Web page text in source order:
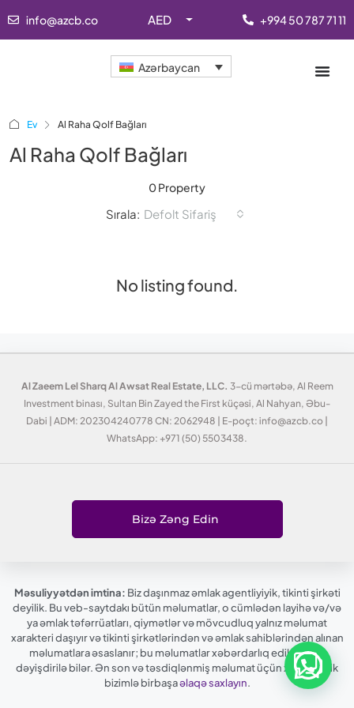
info@azcb.co AED +994 50 787 71 11
Azərbaycan
Ev Al Raha Qolf Bağları
Al Raha Qolf Bağları
0 Property
Sırala: Defolt Sifariş
No listing found.
Al Zaeem Lel Sharq Al Awsat Real Estate, LLC. 3-cü mərtəbə, Al Reem
Investment binası, Sultan Bin Zayed the First küçəsi, Al Nahyan, Əbu-
Dabi | ADM: 202304240778 CN: 2062948 | E-poçt: info@azcb.co |
WhatsApp: +971 (50) 5503438.
Bizə Zəng Edin
Məsuliyyətdən imtina: Biz daşınmaz əmlak agentliyiyik, tikinti şirkəti
deyilik. Bu veb-saytdakı bütün məlumatlar, o cümlədən layihə və/və
ya əmlak təfərrüatları, qiymətlər və mövcudluq yalnız məlumat
xarakteri daşıyır və tikinti şirkətlərindən və əmlak sahiblərindən alınan
məlumatlara əsaslanır; bu məlumatlar xəbərdarlıq edilmədən
dəyişdirilə bilər. Ən son və təsdiqlənmiş məlumat üçün xahiş edirik
bizimlə birbaşaəlaqə saxlayın.